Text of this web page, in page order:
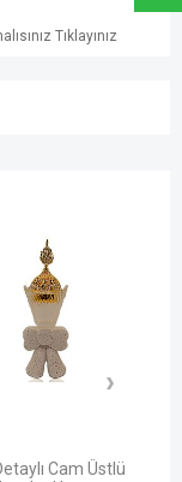
Tıklayınız
Cam Üstlü